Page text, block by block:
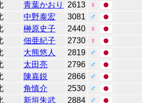
青葉かおり 2613
♀
中野泰宏 3081
♂
榊原史子 2440
♀
佃亜紀子 2730
♀
大熊悠人 2819
♂
太田亮 2796
♂
陳嘉鋭 2866
♂
角慎介 2530
♂
新垣朱武 2884
♂